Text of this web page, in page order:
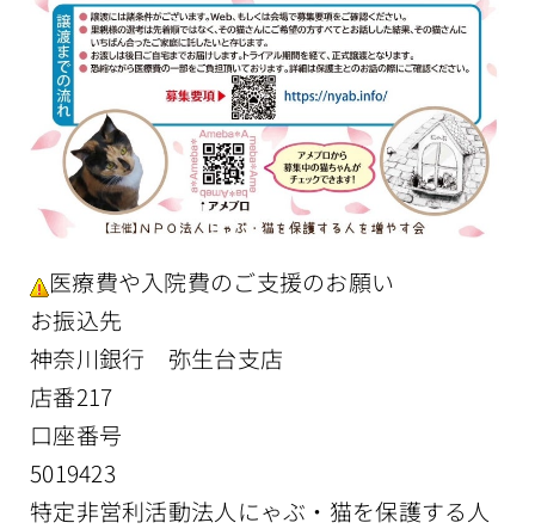
医療費や入院費のご支援のお願い
お振込先
神奈川銀行 弥生台支店
店番217
口座番号
5019423
特定非営利活動法人にゃぶ・猫を保護する人